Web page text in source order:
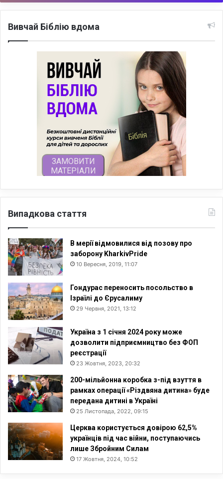
Вивчай Біблію вдома
Випадкова стаття
В мерії відмовилися від позову про
заборону KharkivPride
10 Вересня, 2019, 11:07
Гондурас переносить посольство в
Ізраїлі до Єрусалиму
29 Червня, 2021, 13:12
Україна з 1 січня 2024 року може
дозволити підприємництво без ФОП
реєстрації
23 Жовтня, 2023, 20:32
200-мільйонна коробка з-під взуття в
рамках операції «Різдвяна дитина» буде
передана дитині в Україні
25 Листопада, 2022, 09:15
Церква користується довірою 62,5%
українців під час війни, поступаючись
лише Збройним Силам
17 Жовтня, 2024, 10:52